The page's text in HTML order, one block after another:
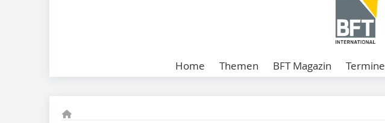
Home Themen BFT Magazin Termine